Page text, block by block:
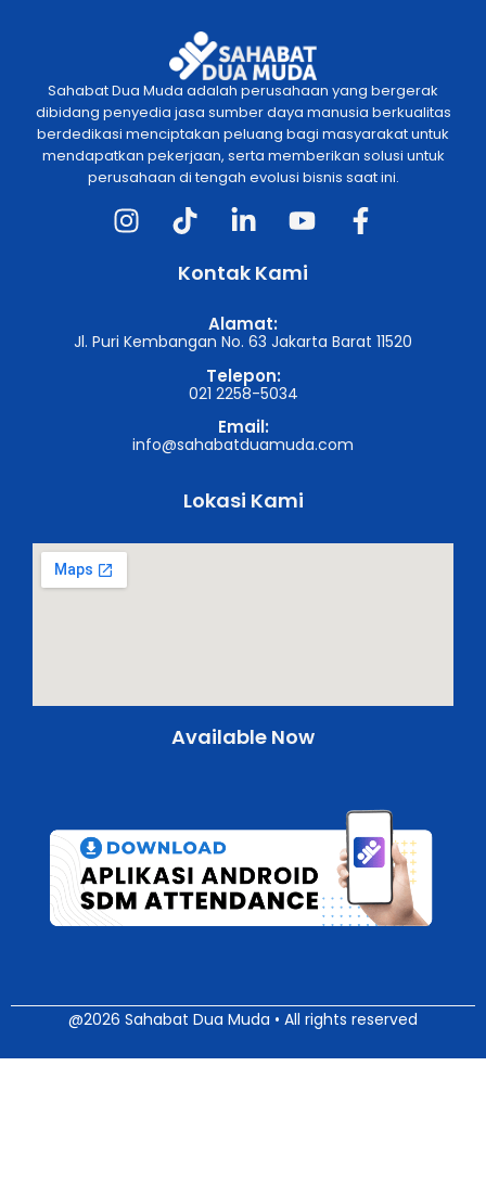
Sahabat Dua Muda adalah perusahaan yang bergerak
dibidang penyedia jasa sumber daya manusia berkualitas
berdedikasi menciptakan peluang bagi masyarakat untuk
mendapatkan pekerjaan, serta memberikan solusi untuk
perusahaan di tengah evolusi bisnis saat ini.
Kontak Kami
Alamat:
Jl. Puri Kembangan No. 63 Jakarta Barat 11520
Telepon:
021 2258-5034
Email:
info@sahabatduamuda.com
Lokasi Kami
Available Now
@2026 Sahabat Dua Muda • All rights reserved